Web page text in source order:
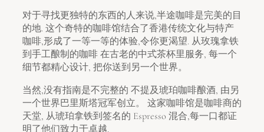
对于寻找更独特的东西的人来说,半途咖啡是完美的目
的地. 这个奇特的咖啡馆结合了香港传统文化与特产
咖啡,形成了一等一等的体验,令你更渴望. 从玫瑰拿铁
到手工酿制的咖啡 在古老的中式茶杯里服务, 每一个
细节都精心设计, 把你送到另一个世界。
当然,没有指南是不完整的 不提及琥珀咖啡酿酒, 由另
一个世界巴里斯塔冠军创立。 这家咖啡馆是咖啡商的
天堂, 从琥珀拿铁到签名的 Espresso 混合,每一口都证
明了他们致力于卓越.